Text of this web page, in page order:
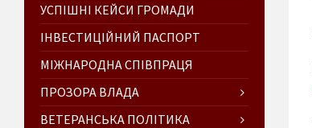
УСПІШНІ КЕЙСИ ГРОМАДИ
ІНВЕСТИЦІЙНИЙ ПАСПОРТ
МІЖНАРОДНА СПІВПРАЦЯ
ПРОЗОРА ВЛАДА
ВЕТЕРАНСЬКА ПОЛІТИКА